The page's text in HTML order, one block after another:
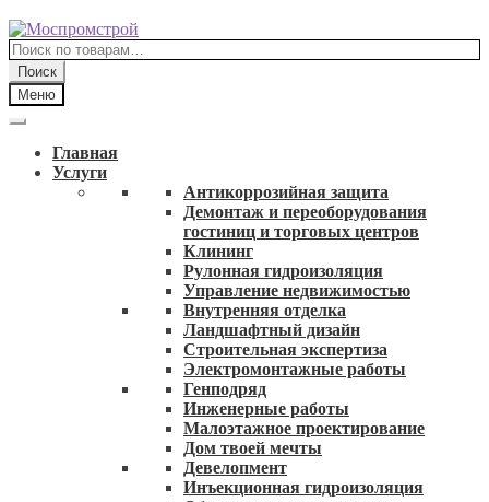
Перейти
к
навигации
Перейти
к
содержимому
Искать:
Поиск
Меню
Главная
Услуги
Антикоррозийная защита
Демонтаж и переоборудования
гостиниц и торговых центров
Клининг
Рулонная гидроизоляция
Управление недвижимостью
Внутренняя отделка
Ландшафтный дизайн
Строительная экспертиза
Электромонтажные работы
Генподряд
Инженерные работы
Малоэтажное проектирование
Дом твоей мечты
Девелопмент
Инъекционная гидроизоляция